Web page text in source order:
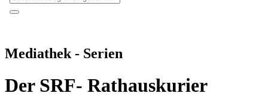
Mediathek - Serien
Der SRF- Rathauskurier